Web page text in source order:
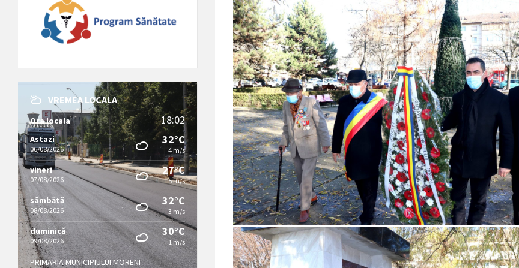
VREMEA LOCALA
Ora locala 18:02
Astazi
06/08/2026
32°C
4 m/s
vineri
07/08/2026
27°C
5 m/s
sâmbătă
08/08/2026
32°C
3 m/s
duminică
09/08/2026
30°C
1 m/s
PRIMARIA MUNICIPIULUI MORENI